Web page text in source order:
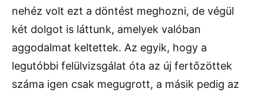
nehéz volt ezt a döntést meghozni, de végül
két dolgot is láttunk, amelyek valóban
aggodalmat keltettek. Az egyik, hogy a
legutóbbi felülvizsgálat óta az új fertőzöttek
száma igen csak megugrott, a másik pedig az